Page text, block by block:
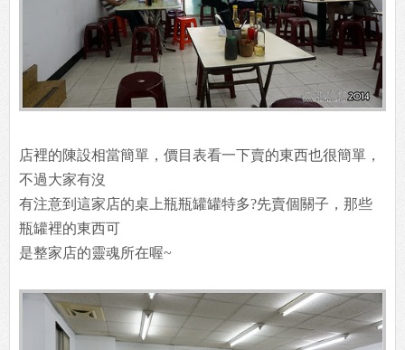
店裡的陳設相當簡單，價目表看一下賣的東西也很簡單，
不過大家有沒
有注意到這家店的桌上瓶瓶罐罐特多?先賣個關子，那些
瓶罐裡的東西可
是整家店的靈魂所在喔~